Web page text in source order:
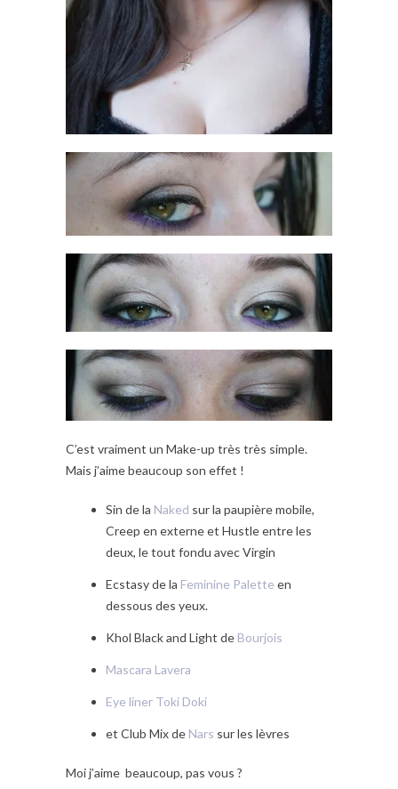
C’est vraiment un Make-up très très simple.
Mais j’aime beaucoup son effet !
Sin de la Naked sur la paupière mobile,
Creep en externe et Hustle entre les
deux, le tout fondu avec Virgin
Ecstasy de la Feminine Palette en
dessous des yeux.
Khol Black and Light de Bourjois
Mascara Lavera
Eye liner Toki Doki
et Club Mix de Nars sur les lèvres
Moi j’aime beaucoup, pas vous ?